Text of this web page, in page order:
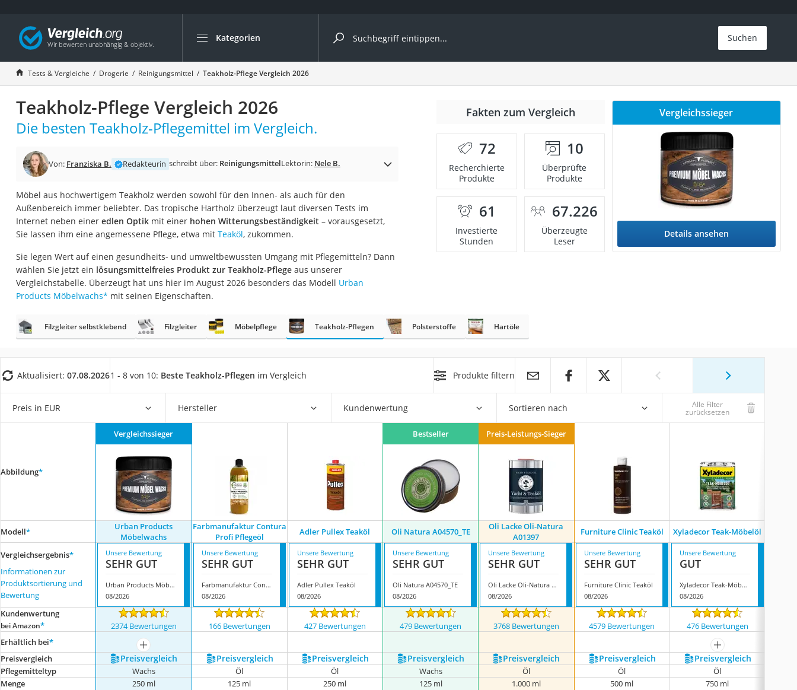
Kategorien
Die beliebtesten Vergleiche nach Kategorie
Drogerie
Inhalator
Haarschneider
Rollator
Braun Rasierer
Katzenklappe (Chip)
Masturbator
Massagepistole
Epilierer
Reisehaartrockner
Eiweißpulver
Magnesiumpräparat
Nackenmassagegerät
leichter Haartrockner
Schildkrötenhaus
Mineralfutter Pferd
Massagegerät
Suchen
Tests & Vergleiche Drogerie Reinigungsmittel Teakholz-Pflege Vergleich 2026
Teakholz-Pflege Vergleich 2026
Die besten Teakholz-Pflegemittel im Vergleich.
Von: Franziska B. Redakteurin schreibt über: ReinigungsmittelLektorin: Nele B.
Möbel aus hochwertigem Teakholz werden sowohl für den Innen- als auch für den
Außenbereich immer beliebter. Das tropische Hartholz überzeugt laut diversen Tests im
Internet neben einer edlen Optikmit einer hohen Witterungsbeständigkeit – vorausgesetzt,
Sie lassen ihm eine angemessene Pflege, etwa mit Teaköl, zukommen.
Sie legen Wert auf einen gesundheits- und umweltbewussten Umgang mit Pflegemitteln? Dann
wählen Sie jetzt ein lösungsmittelfreies Produkt zur Teakholz-Pflegeaus unserer
Vergleichstabelle. Überzeugt hat uns hier im August 2026 besonders das Modell Urban
Products Möbelwachs* mit seinen Eigenschaften.
Fakten zum Vergleich
72
Recherchierte
Produkte
10
Überprüfte
Produkte
61
Investierte
Stunden
67.226
Überzeugte
Leser
Vergleichssieger
Details ansehen
Filzgleiter selbstklebend Filzgleiter Möbelpflege Teakholz-Pflegen Polsterstoffe Hartöle
Aktualisiert: 07.08.20261 - 8 von 10: Beste Teakholz-Pflegen im Vergleich Produkte filtern
Preis in EUR Hersteller Kundenwertung Sortieren nach Alle Filter
zurücksetzen
Abbildung*
Vergleichssieger Bestseller Preis-Leistungs-Sieger
Modell*
Urban Products
Möbelwachs
Farbmanufaktur Contura
Profi Pflegeöl
Adler Pullex Teaköl Oli Natura A04570_TE
Oli Lacke Oli-Natura
A01397
Furniture Clinic Teaköl Xyladecor Teak-Möbelöl
Vergleichsergebnis*
Informationen zur
Produktsortierung und
Bewertung
Unsere Bewertung
SEHR GUT
Urban Products Möbelwachs
08/2026
Unsere Bewertung
SEHR GUT
Farbmanufaktur Contura Profi Pflegeöl
08/2026
Unsere Bewertung
SEHR GUT
Adler Pullex Teaköl
08/2026
Unsere Bewertung
SEHR GUT
Oli Natura A04570_TE
08/2026
Unsere Bewertung
SEHR GUT
Oli Lacke Oli-Natura A01397
08/2026
Unsere Bewertung
SEHR GUT
Furniture Clinic Teaköl
08/2026
Unsere Bewertung
GUT
Xyladecor Teak-Möbelöl
08/2026
Kundenwertung
bei Amazon* 2374 Bewertungen 166 Bewertungen 427 Bewertungen 479 Bewertungen 3768 Bewertungen 4579 Bewertungen 476 Bewertungen
Erhältlich bei*
mehr anzeigen
mehr anzeigen
Preis­vergleich
Preis­vergleich Preis­vergleich Preis­vergleich Preis­vergleich Preis­vergleich Preis­vergleich Preis­vergleich
Pflegemitteltyp Wachs Öl Öl Wachs Öl Öl
Öl
Menge
250 ml 125 ml 250 ml 125 ml 1.000 ml 500 ml 750 ml